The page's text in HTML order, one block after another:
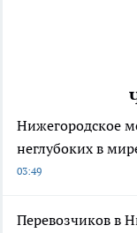
Нижегородское
неглубоких в
03:49
Перевозчиков в